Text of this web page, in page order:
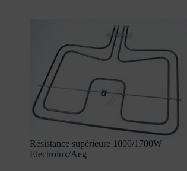
Résistance supérieure 1000/1700W
Electrolux/Aeg